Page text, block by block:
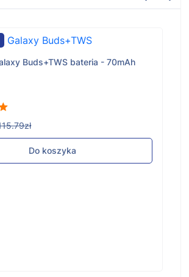
Buds+TWS bateria - 70mAh
Do koszyka